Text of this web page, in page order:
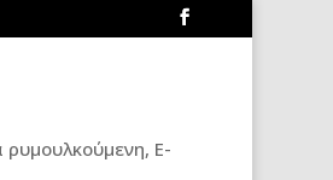
ρυμουλκούμενη, E-